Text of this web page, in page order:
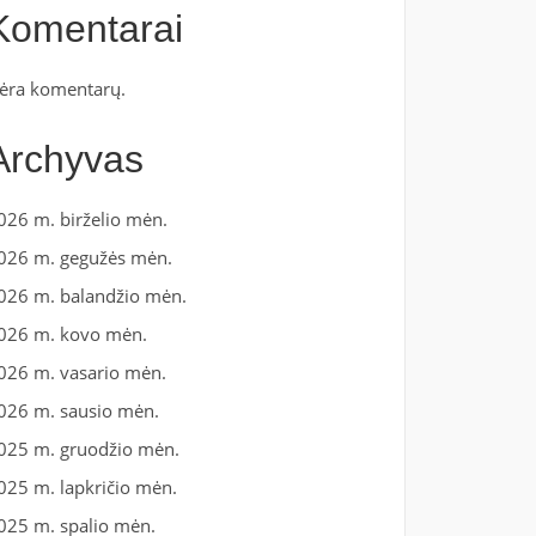
komentarų.
m. birželio mėn.
m. gegužės mėn.
m. balandžio mėn.
m. kovo mėn.
m. vasario mėn.
m. sausio mėn.
m. gruodžio mėn.
m. lapkričio mėn.
m. spalio mėn.